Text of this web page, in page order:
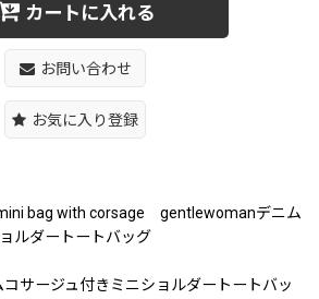
カートに入れる
お問い合わせ
お気に入り登録
bag with corsage gentlewomanデニム
ルダートートバッグ
サージュ付きミニショルダートートバッ